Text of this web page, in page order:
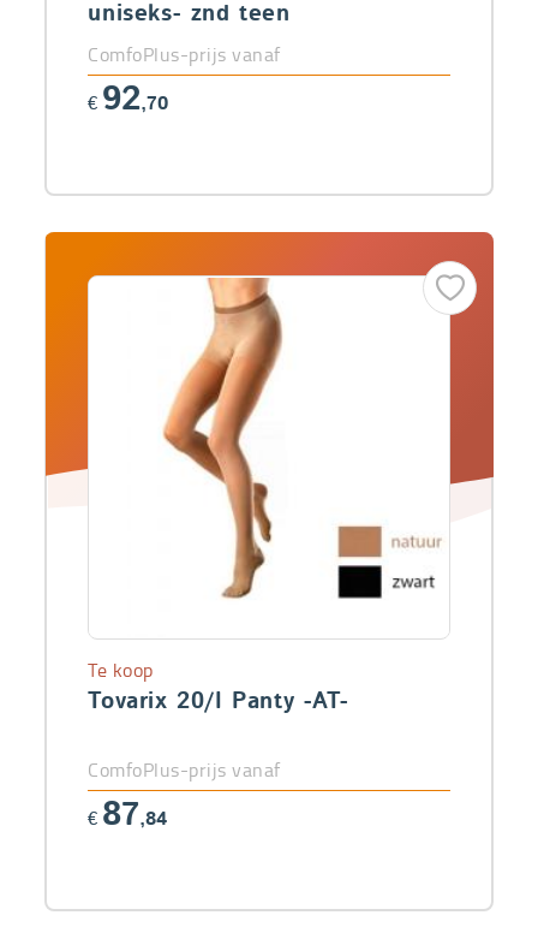
uniseks- znd teen
ComfoPlus-prijs vanaf
€ 92,70
Tovarix 20/I Panty -AT-
Te koop
ComfoPlus-prijs vanaf
€ 87,84